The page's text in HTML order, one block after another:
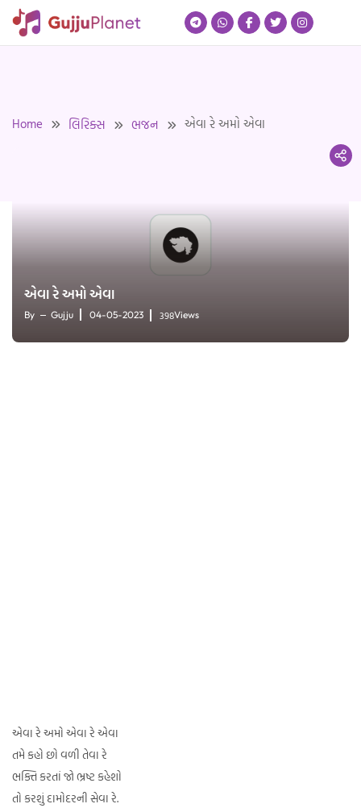
Skip
Home લિરિક્સ ભજન એવા રે અમો એવા
એવા રે અમો એવા
By Gujju 04-05-2023 398Views
એવા રે અમો એવા રે એવા
તમે કહો છો વળી તેવા રે
ભક્તિ કરતાં જો ભ્રષ્ટ કહેશો
તો કરશું દામોદરની સેવા રે.